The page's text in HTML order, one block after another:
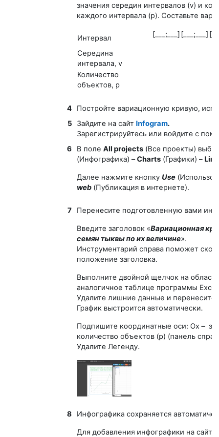
значения середин интервалов (v) и
каждого интервала (p). Составьте
Интервал [___;___] [___;___]
Середина
интервала, v
Количество
объектов, p
4
Постройте вариационную кривую,
5
Зайдите на сайт Infogram.
Зарегистрируйтесь или войдите с
6
В поле All projects (Все проекты)
(Инфографика) –Charts (Графики) –
Далее нажмите кнопку Use
web (Публикация в интернете).
7 Перенесите подготовленную вами
Введите заголовок «Вариационная
семян тыквы по их величине».
Инструментарий справа поможет
положение заголовка.
Выполните двойной щелчок на
аналогичное таблице программы
Удалите лишние данные и перенесите
График выстроится автоматически.
Подпишите координатные оси: Ox –
количество объектов (p) (панель
Удалите Легенду.
8 Инфографика сохраняется
Для добавления инфографики на сайт